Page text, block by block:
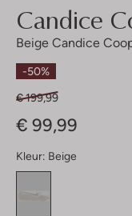
Candice
Beige Candice
-50%
€ 199,99
€ 99,99
Kleur: Beige